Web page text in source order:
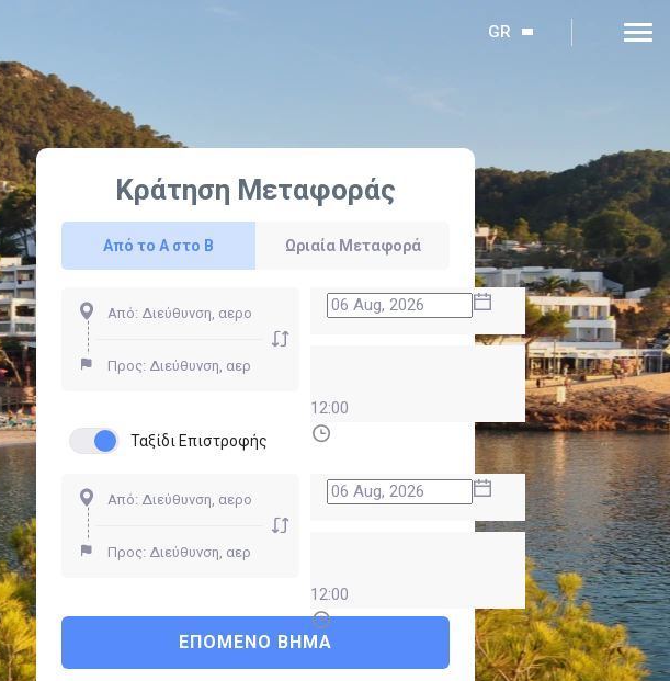
GR
Κράτηση Μεταφοράς
Από το Α στο Β Ωριαία Μεταφορά
12:00
Ταξίδι Επιστροφής
12:00
ΕΠΌΜΕΝΟ ΒΉΜΑ